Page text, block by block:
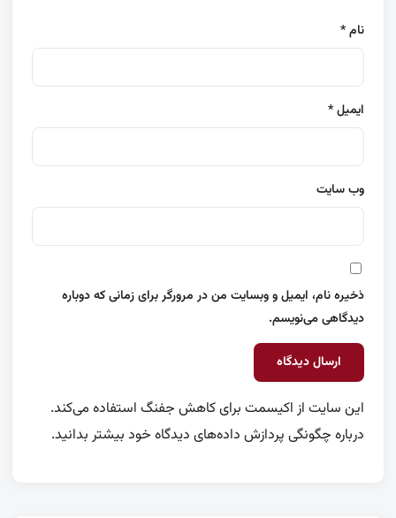
نام*
ایمیل*
وب‌ سایت
ذخیره نام، ایمیل و وبسایت من در مرورگر برای زمانی که دوباره
دیدگاهی می‌نویسم.
این سایت از اکیسمت برای کاهش جفنگ استفاده می‌کند.
درباره چگونگی پردازش داده‌های دیدگاه خود بیشتر بدانید.